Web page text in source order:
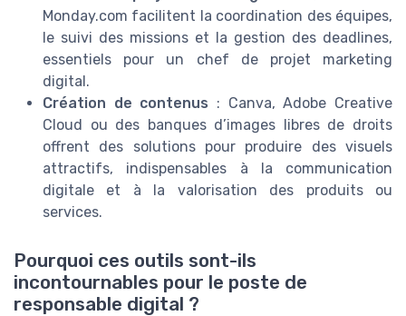
Monday.com facilitent la coordination des équipes,
le suivi des missions et la gestion des deadlines,
essentiels pour un chef de projet marketing
digital.
Création de contenus : Canva, Adobe Creative
Cloud ou des banques d’images libres de droits
offrent des solutions pour produire des visuels
attractifs, indispensables à la communication
digitale et à la valorisation des produits ou
services.
Pourquoi ces outils sont-ils
incontournables pour le poste de
responsable digital ?